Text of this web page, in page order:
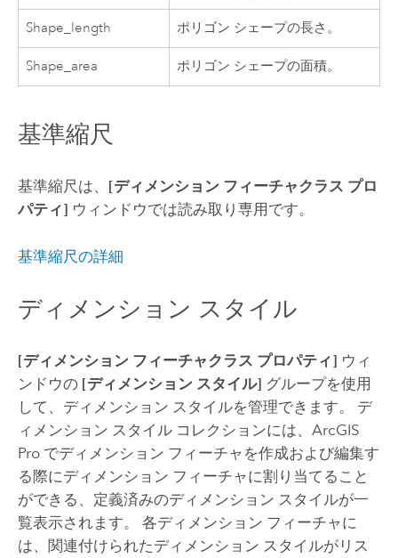
Shape_length ポリゴン シェープの長さ。
Shape_area ポリゴン シェープの面積。
基準縮尺
基準縮尺は、 [ディメンション フィーチャクラス プロ
パティ] ウィンドウでは読み取り専用です。
基準縮尺の詳細
ディメンション スタイル
[ディメンション フィーチャクラス プロパティ] ウィ
ンドウの [ディメンション スタイル] グループを使用
して、ディメンション スタイルを管理できます。 デ
ィメンション スタイル コレクションには、 ArcGIS
Proでディメンション フィーチャを作成および編集す
る際にディメンション フィーチャに割り当てること
ができる、定義済みのディメンション スタイルが一
覧表示されます。 各ディメンション フィーチャに
は、関連付けられたディメンション スタイルがリス